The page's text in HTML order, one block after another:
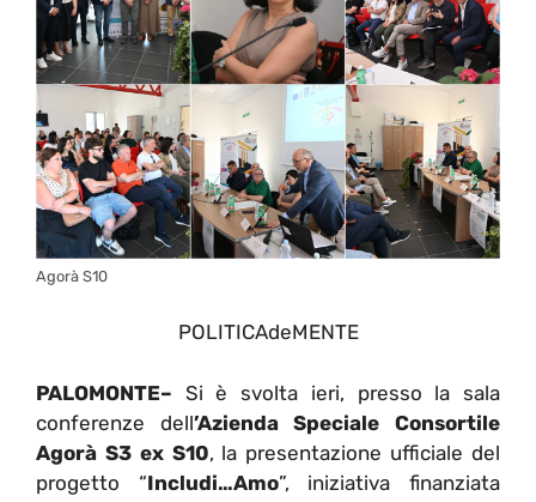
Agorà S10
POLITICAdeMENTE
PALOMONTE– Si è svolta ieri, presso la sala
conferenze dell’Azienda Speciale Consortile
Agorà S3 ex S10, la presentazione ufficiale del
progetto “Includi…Amo”, iniziativa finanziata